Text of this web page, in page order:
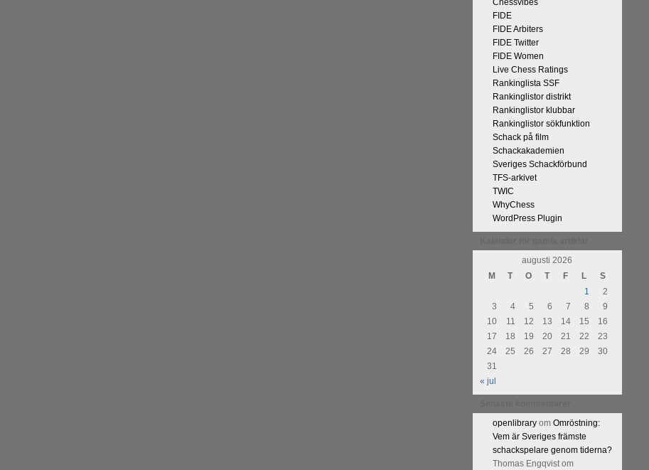
Chessvibes
FIDE
FIDE Arbiters
FIDE Twitter
FIDE Women
Live Chess Ratings
Rankinglista SSF
Rankinglistor distrikt
Rankinglistor klubbar
Rankinglistor sökfunktion
Schack på film
Schackakademien
Sveriges Schackförbund
TFS-arkivet
TWIC
WhyChess
WordPress Plugin
augusti 2026
M
T O T F L
S
1
2
3
4 5 6 7 8
9
10
11 12 13 14 15
16
17
18 19 20 21 22
23
24
25 26 27 28 29
30
31
« jul
openlibraryom Omröstning:
Vem är Sveriges främste
schackspelare genom tiderna?
Thomas Engqvistom